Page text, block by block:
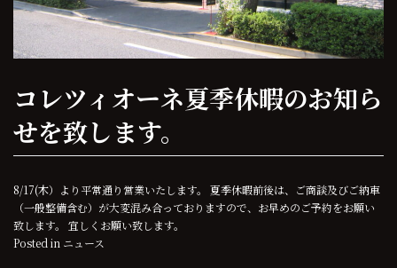
コレツィオーネ夏季休暇のお知ら
せを致します。
8/17(木）より平常通り営業いたします。 夏季休暇前後は、ご商談及びご納車
（一般整備含む）が大変混み合っておりますので、お早めのご予約をお願い
致します。 宜しくお願い致します。
Posted in ニュース